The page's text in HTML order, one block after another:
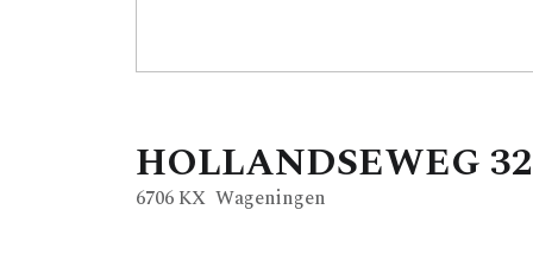
HOLLANDSEWEG
6706 KX Wageningen